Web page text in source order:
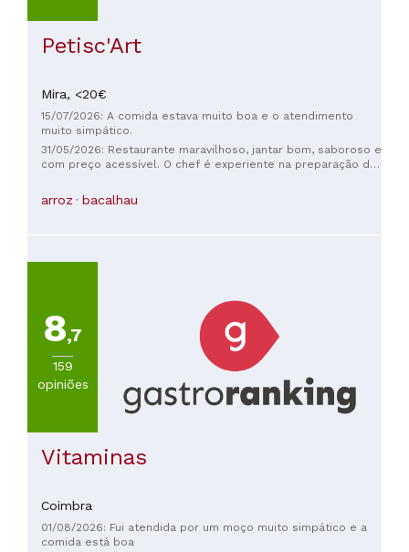
Petisc'Art
Mira, <20€
15/07/2026: A comida estava muito boa e o atendimento
muito simpático.
31/05/2026: Restaurante maravilhoso, jantar bom, saboroso e
com preço acessível. O chef é experiente na preparação de
Atendimento aberto e simpático. Quero voltar. Obrigada ao
chef e à equipe. Obrigada Iva 🥳🥳🥳🥳
arroz bacalhau
8,7
159
opiniões
Vitaminas
Coimbra
01/08/2026: Fui atendida por um moço muito simpático e a
comida está boa